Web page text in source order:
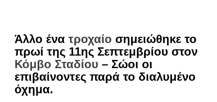
Άλλο ένα τροχαίο σημειώθηκε το
πρωί της 11ης Σεπτεμβρίου στον
Κόμβο Σταδίου – Σώοι οι
επιβαίνοντες παρά το διαλυμένο
όχημα.